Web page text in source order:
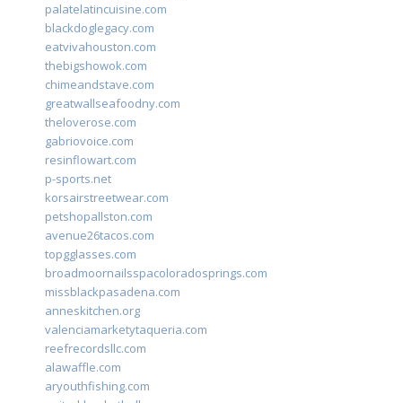
palatelatincuisine.com
blackdoglegacy.com
eatvivahouston.com
thebigshowok.com
chimeandstave.com
greatwallseafoodny.com
theloverose.com
gabriovoice.com
resinflowart.com
p-sports.net
korsairstreetwear.com
petshopallston.com
avenue26tacos.com
topgglasses.com
broadmoornailsspacoloradosprings.com
missblackpasadena.com
anneskitchen.org
valenciamarketytaqueria.com
reefrecordsllc.com
alawaffle.com
aryouthfishing.com